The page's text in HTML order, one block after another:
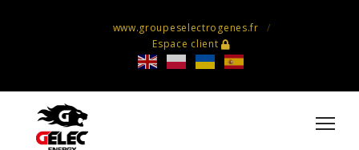
www.groupeselectrogenes.fr
Espace client